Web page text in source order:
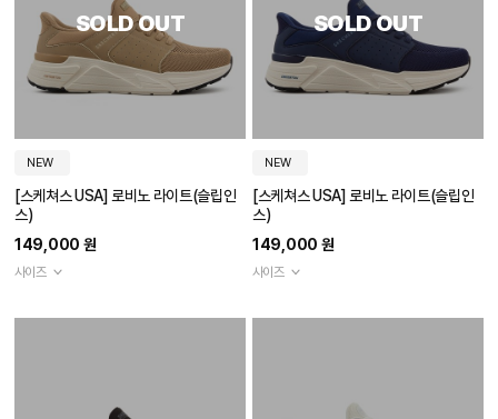
SOLD OUT
NEW
[스케쳐스 USA] 로비노 라이트(슬립인
스)
149,000 원
사이즈
SOLD OUT
NEW
[스케쳐스 USA] 로비노 라이트(슬립인
스)
149,000 원
사이즈